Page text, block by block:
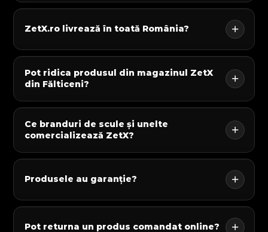
ZetX.ro livrează în toată România?
Pot ridica produsul din magazinul ZetX
din Fălticeni?
Ce branduri de scule și unelte
comercializează ZetX?
Produsele au garanție?
Pot returna un produs comandat online?